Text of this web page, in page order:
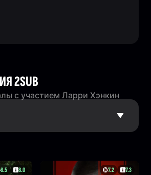
2SUB
с участием Ларри Хэнкин
8.5 8.0 7.2 7.3